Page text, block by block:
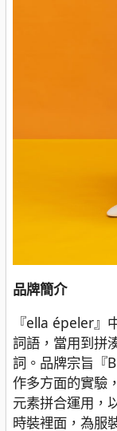
品牌簡介
『ella épeler』
詞語，當用到拼
詞。品牌宗旨『
作多方面的實驗
元素拼合運用，
時裝裡面，為服